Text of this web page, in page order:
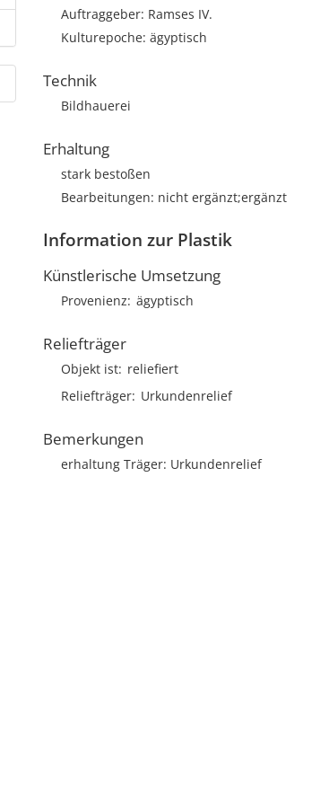
Auftraggeber: Ramses IV.
Kulturepoche: ägyptisch
Technik
Bildhauerei
Erhaltung
stark bestoßen
Bearbeitungen: nicht ergänzt;ergänzt
Information zur Plastik
Künstlerische Umsetzung
Provenienz ägyptisch
Reliefträger
Objekt ist reliefiert
Reliefträger Urkundenrelief
Bemerkungen
erhaltung Träger: Urkundenrelief